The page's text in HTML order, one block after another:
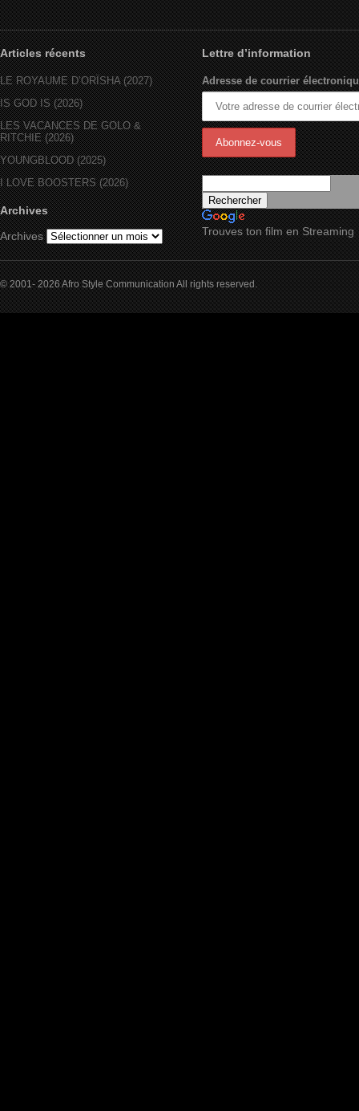
Articles récents
LE ROYAUME D’ORÏSHA (2027)
IS GOD IS (2026)
LES VACANCES DE GOLO &
RITCHIE (2026)
YOUNGBLOOD (2025)
I LOVE BOOSTERS (2026)
Archives
Archives
Lettre d’information
Adresse de courrier
Trouves ton film en Streaming
© 2001- 2026 Afro Style Communication All rights reserved.